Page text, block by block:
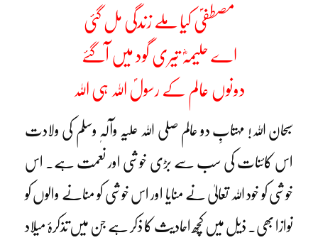
مصطفیؐ کیا ملے زندگی مل گئی
اے حلیمہؓ تیری گود میں آگئے
دونوں عالم کے رسولؐ اللہ ہی اللہ
سبحان اللہ! مہتابِ دو عالم صلی اللہ علیہ وآلہٖ وسلم کی ولادت
اس کائنات کی سب سے بڑی خوشی اور نعمت ہے۔ اس
خوشی کو خود اللہ تعالیٰ نے منایا اور اس خوشی کو منانے والوں کو
نوازا بھی۔ ذیل میں کچھ احادیث کا ذکر ہے جن میں تذکرۂ میلاد